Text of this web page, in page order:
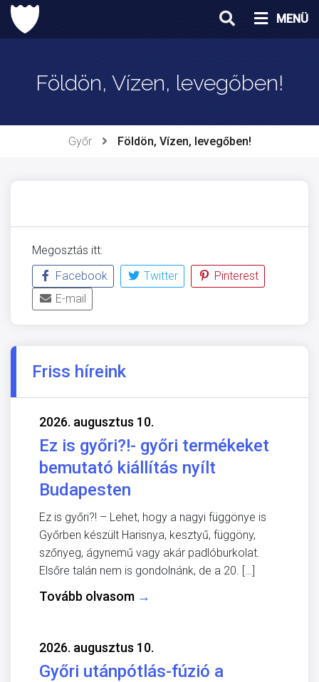
Ugrás
tartalomhoz
MENÜ
Földön, Vízen, levegőben!
Győr Földön, Vízen, levegőben!
Megosztás itt:
Facebook
Twitter
Pinterest
E-mail
Friss híreink
2026. augusztus 10.
Ez is győri?!- győri termékeket
bemutató kiállítás nyílt
Budapesten
Ez is győri?! – Lehet, hogy a nagyi függönye is
Győrben készült Harisnya, kesztyű, függöny,
szőnyeg, ágynemű vagy akár padlóburkolat.
Elsőre talán nem is gondolnánk, de a 20. […]
Tovább olvasom →
2026. augusztus 10.
Győri utánpótlás-fúzió a